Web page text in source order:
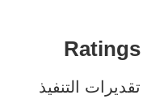
التنفيذ